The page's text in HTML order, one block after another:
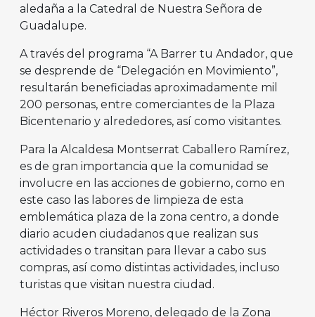
aledaña a la Catedral de Nuestra Señora de
Guadalupe.
A través del programa “A Barrer tu Andador, que
se desprende de “Delegación en Movimiento”,
resultarán beneficiadas aproximadamente mil
200 personas, entre comerciantes de la Plaza
Bicentenario y alrededores, así como visitantes.
Para la Alcaldesa Montserrat Caballero Ramírez,
es de gran importancia que la comunidad se
involucre en las acciones de gobierno, como en
este caso las labores de limpieza de esta
emblemática plaza de la zona centro, a donde
diario acuden ciudadanos que realizan sus
actividades o transitan para llevar a cabo sus
compras, así como distintas actividades, incluso
turistas que visitan nuestra ciudad.
Héctor Riveros Moreno, delegado de la Zona